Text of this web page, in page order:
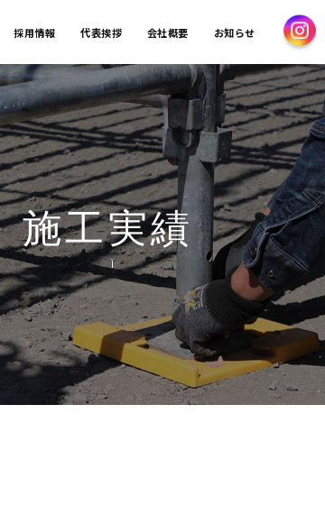
採用情報 代表挨拶 会社概要 お知らせ
工実績
Ï